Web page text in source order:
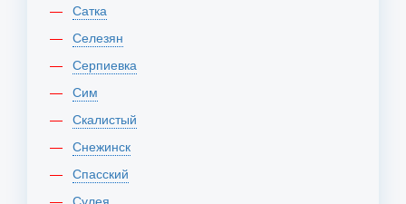
Сатка
Селезян
Серпиевка
Сим
Скалистый
Снежинск
Спасский
Сулея